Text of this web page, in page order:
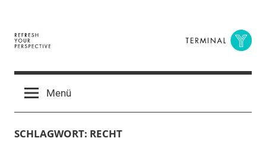
springen
Terminal
Y
Digital
BusinessMenü
SCHLAGWORT: RECHT